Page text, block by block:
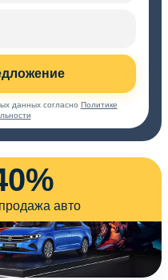
данных согласно Политике
авто